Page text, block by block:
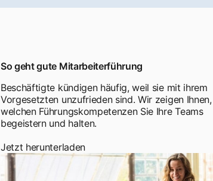
So geht gute Mitarbeiterführung
Beschäftigte kündigen häufig, weil sie mit ihrem
Vorgesetzten unzufrieden sind. Wir zeigen
welchen Führungskompetenzen Sie Ihre Teams
begeistern und halten.
Jetzt herunterladen